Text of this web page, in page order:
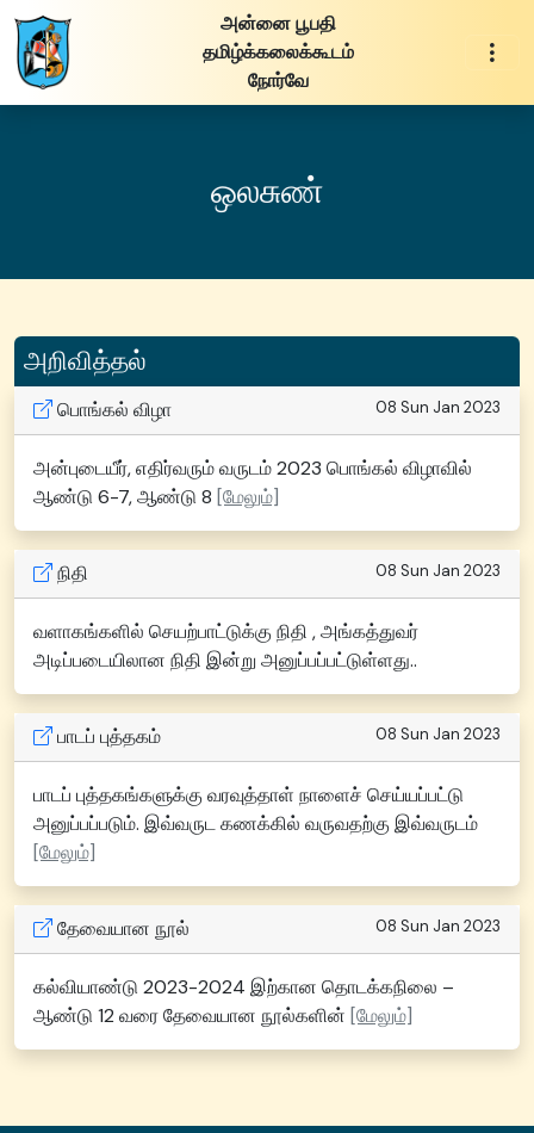
அன்னை பூபதி
தமிழ்க்கலைக்கூடம்
நோர்வே
ஒலசுண்
அறிவித்தல்
08 Sun Jan 2023
பொங்கல் விழா
அன்புடையீர், எதிர்வரும் வருடம் 2023 பொங்கல் விழாவில்
ஆண்டு 6-7, ஆண்டு 8 [மேலும்]
08 Sun Jan 2023
நிதி
வளாகங்களில் செயற்பாட்டுக்கு நிதி , அங்கத்துவர்
அடிப்படையிலான நிதி இன்று அனுப்பப்பட்டுள்ளது..
08 Sun Jan 2023
பாடப் புத்தகம்
பாடப் புத்தகங்களுக்கு வரவுத்தாள் நாளைச் செய்யப்பட்டு
அனுப்பப்படும். இவ்வருட கணக்கில் வருவதற்கு இவ்வருடம்
[மேலும்]
08 Sun Jan 2023
தேவையான நூல்
கல்வியாண்டு 2023-2024 இற்கான தொடக்கநிலை –
ஆண்டு 12 வரை தேவையான நூல்களின் [மேலும்]